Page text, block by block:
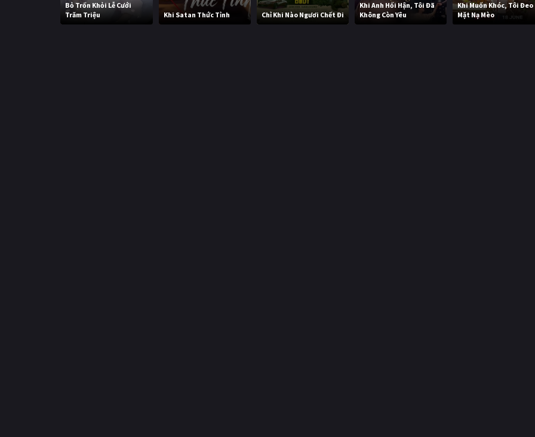
Bỏ Trốn Khỏi Lễ Cưới
Trăm Triệu
Khi Satan Thức Tỉnh Chỉ Khi Nào Ngươi Chết Đi
Khi Anh Hối Hận, Tôi Đã
Không Còn Yêu
Khi Muốn Khóc, Tôi Đeo
Mặt Nạ Mèo